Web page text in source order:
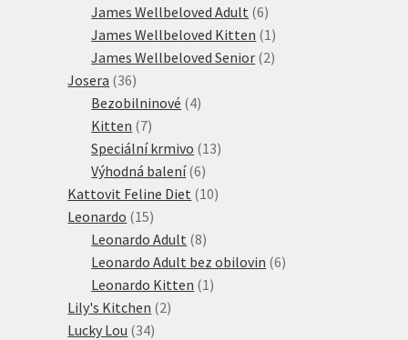
produktů
James Wellbeloved Adult 66
produktů
James Wellbeloved Kitten 1 1
produkt
James Wellbeloved Senior 22
Josera 3636
produktů
Bezobilninové 44
Kitten 77
produktů
Speciální krmivo 1313
Výhodná balení 66
produktů
Kattovit Feline Diet 1010
Leonardo 1515
produktů
Leonardo Adult 88
produktů
Leonardo Adult bez obilovin 66
Leonardo Kitten 1 1
Lily's Kitchen 22
Lucky Lou 3434